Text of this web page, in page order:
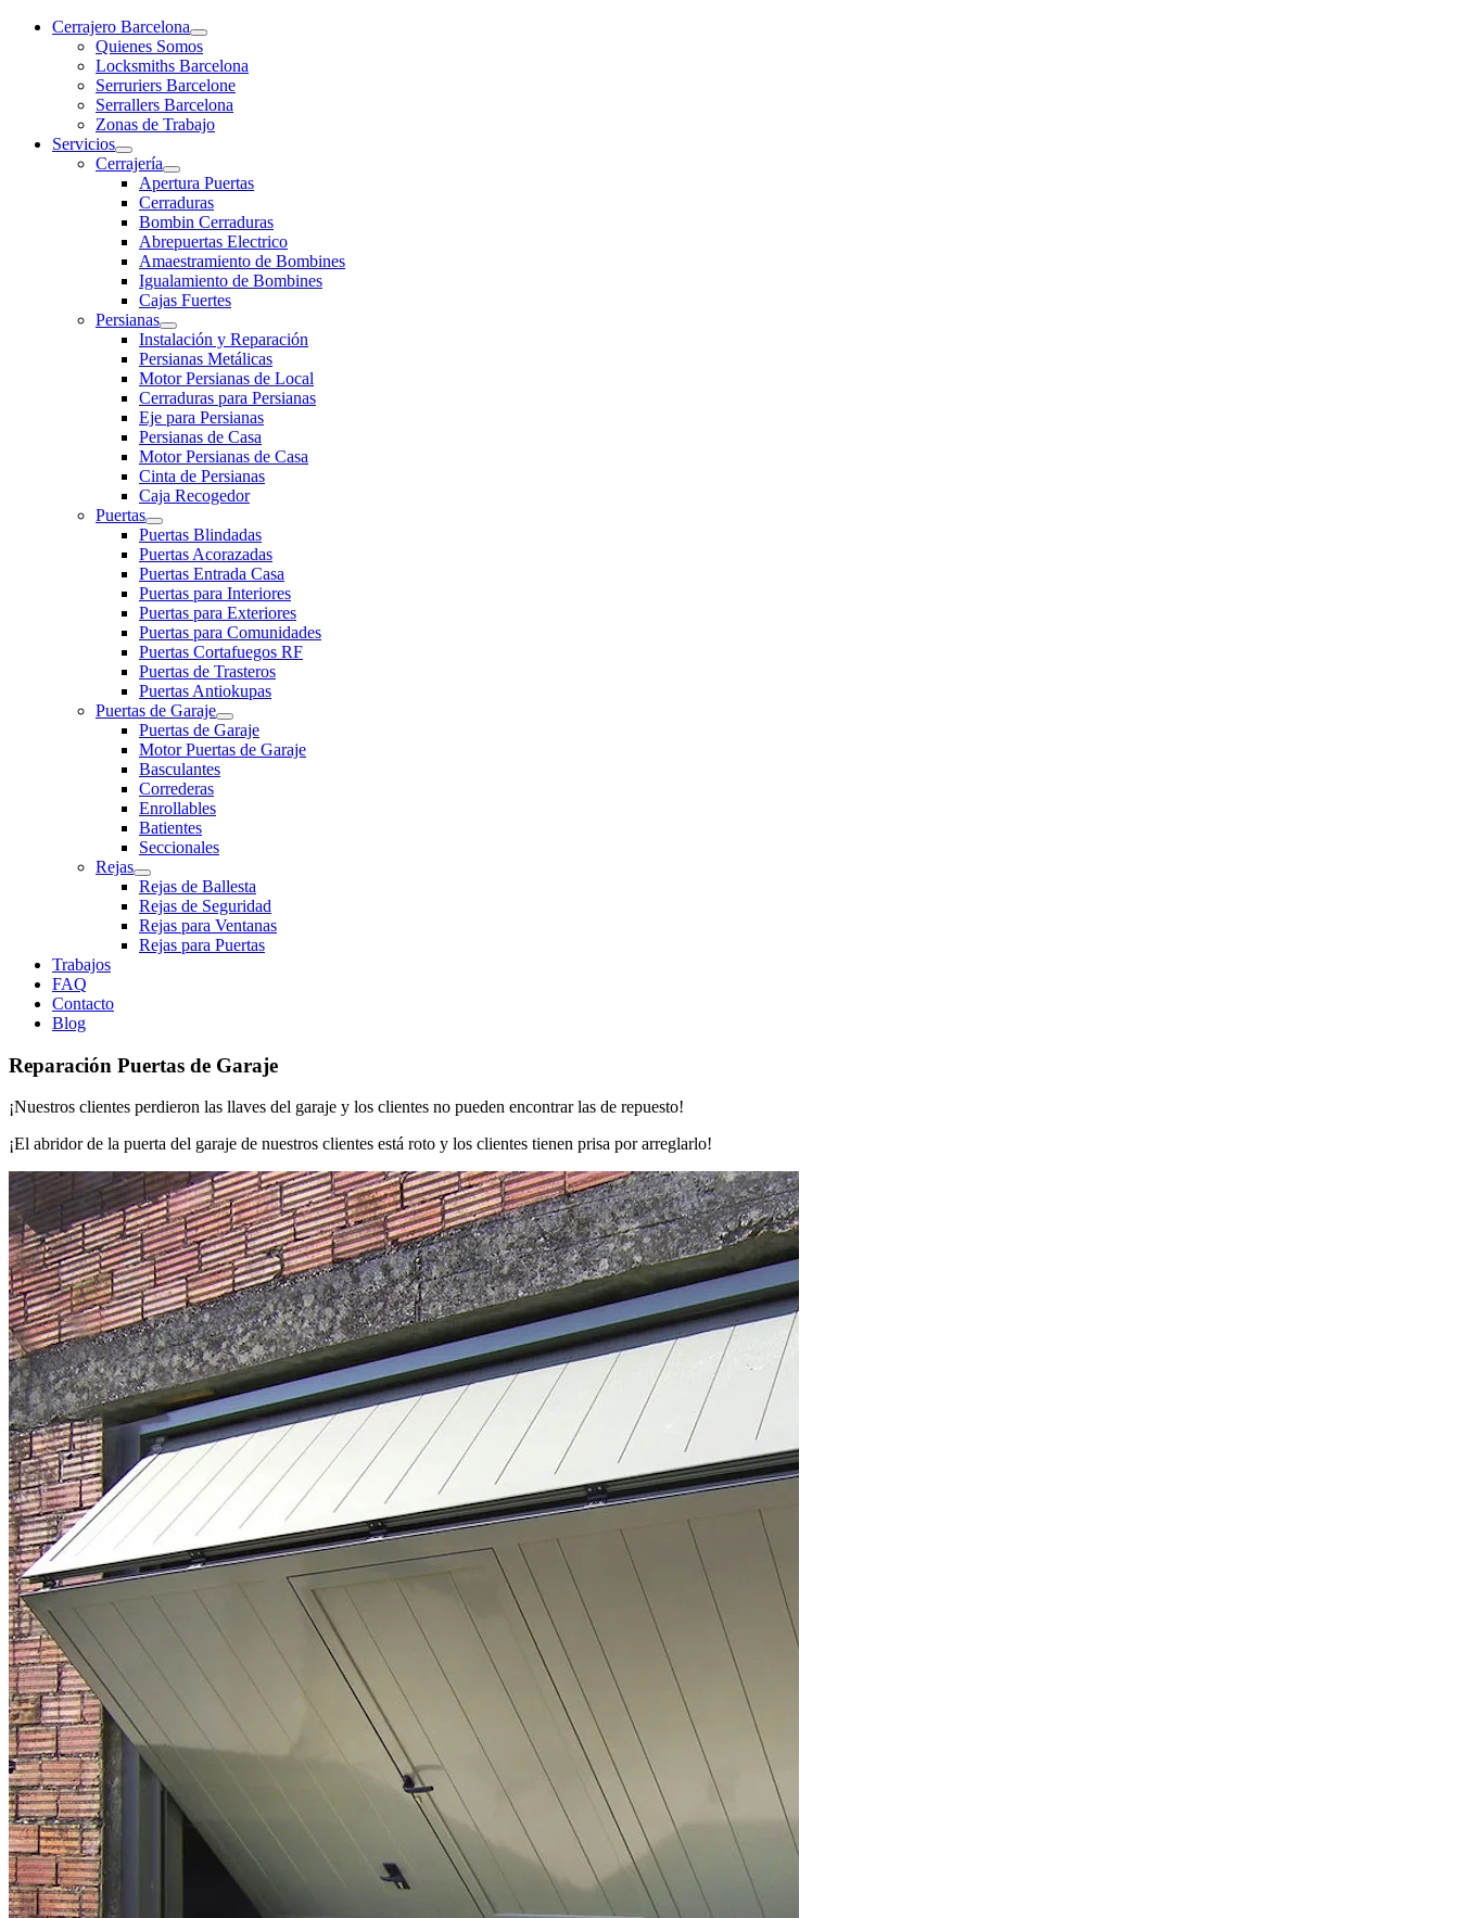
Cerrajero Barcelona
Quienes Somos
Locksmiths Barcelona
Serruriers Barcelone
Serrallers Barcelona
Zonas de Trabajo
Servicios
Cerrajería
Apertura Puertas
Cerraduras
Bombin Cerraduras
Abrepuertas Electrico
Amaestramiento de Bombines
Igualamiento de Bombines
Cajas Fuertes
Persianas
Instalación y Reparación
Persianas Metálicas
Motor Persianas de Local
Cerraduras para Persianas
Eje para Persianas
Persianas de Casa
Motor Persianas de Casa
Cinta de Persianas
Caja Recogedor
Puertas
Puertas Blindadas
Puertas Acorazadas
Puertas Entrada Casa
Puertas para Interiores
Puertas para Exteriores
Puertas para Comunidades
Puertas Cortafuegos RF
Puertas de Trasteros
Puertas Antiokupas
Puertas de Garaje
Puertas de Garaje
Motor Puertas de Garaje
Basculantes
Correderas
Enrollables
Batientes
Seccionales
Rejas
Rejas de Ballesta
Rejas de Seguridad
Rejas para Ventanas
Rejas para Puertas
Trabajos
FAQ
Contacto
Blog
Reparación Puertas de Garaje
¡Nuestros clientes perdieron las llaves del garaje y los clientes no pueden encontrar las de repuesto!
¡El abridor de la puerta del garaje de nuestros clientes está roto y los clientes tienen prisa por arreglarlo!